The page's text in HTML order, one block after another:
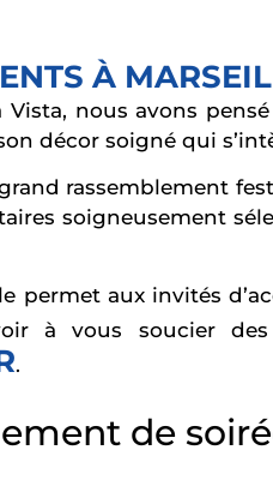
À
nous avons
décor soigné qui
rassemblement
soigneusement
permet aux invités
à vous soucier
.
de